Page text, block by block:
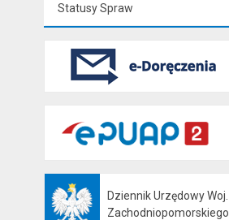
Statusy Spraw
Dziennik Urzędowy Woj.
Zachodniopomorskiego